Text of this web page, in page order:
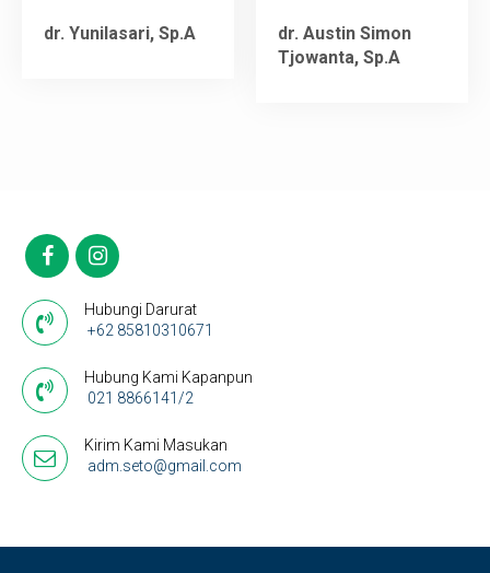
dr. Yunilasari, Sp.A
dr. Austin Simon
Tjowanta, Sp.A
Hubungi Darurat
+62 85810310671
Hubung Kami Kapanpun
021 8866141/2
Kirim Kami Masukan
adm.seto@gmail.com